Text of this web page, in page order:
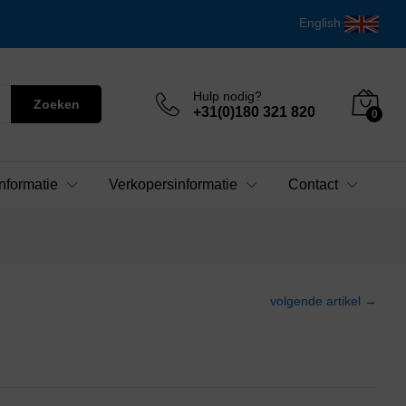
English
Zoeken
Hulp nodig?
+31(0)180 321 820 0
Verkopersinformatie Contact
volgende artikel →